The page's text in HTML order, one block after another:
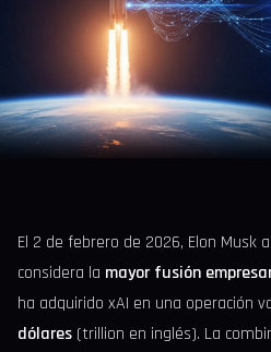
El 2 de febrero de 2026, Elon Musk
considera la mayor fusión
ha adquirido xAI en una operación
dólares (trillion en inglés). La